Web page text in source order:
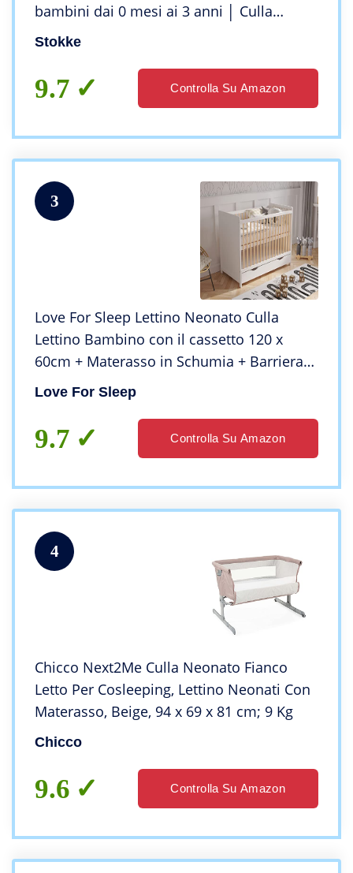
bambini dai 0 mesi ai 3 anni │ Culla
espandibile con materasso traspirante
Stokke
9.7 Controlla Su Amazon
3
Love For Sleep Lettino Neonato Culla
Lettino Bambino con il cassetto 120 x
60cm + Materasso in Schumia + Barriera
di Sicurezza in Legno
Love For Sleep
9.7 Controlla Su Amazon
4
Chicco Next2Me Culla Neonato Fianco
Letto Per Cosleeping, Lettino Neonati Con
Materasso, Beige, ‎94 x 69 x 81 cm; 9 Kg
Chicco
9.6 Controlla Su Amazon